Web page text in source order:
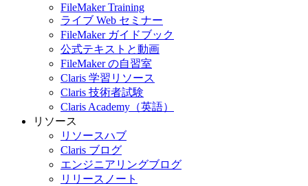
FileMaker Training
ライブ Web セミナー
FileMaker ガイドブック
公式テキストと動画
FileMaker の自習室
Claris 学習リソース
Claris 技術者試験
Claris Academy（英語）
リソース
リソースハブ
Claris ブログ
エンジニアリングブログ
リリースノート